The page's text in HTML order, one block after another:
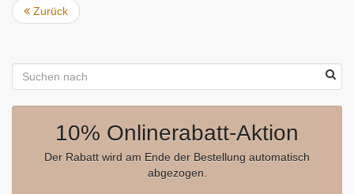
Zurück
10% Onlinerabatt-Aktion
Der Rabatt wird am Ende der Bestellung automatisch
abgezogen.